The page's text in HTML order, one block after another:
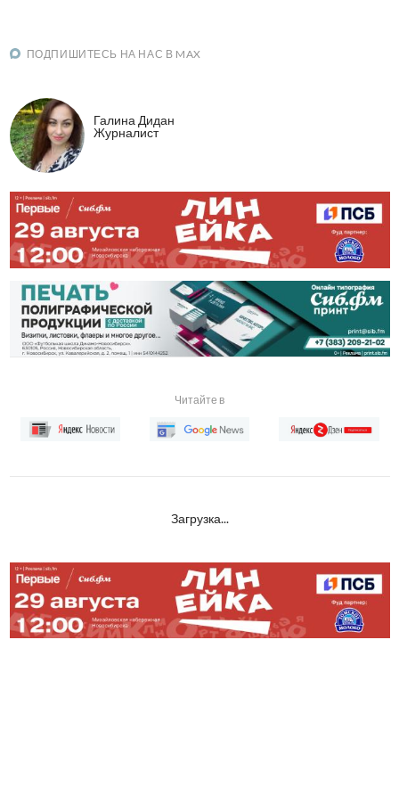
ПОДПИШИТЕСЬ НА НАС В MAX
Галина Дидан
Журналист
Читайте в
Загрузка...